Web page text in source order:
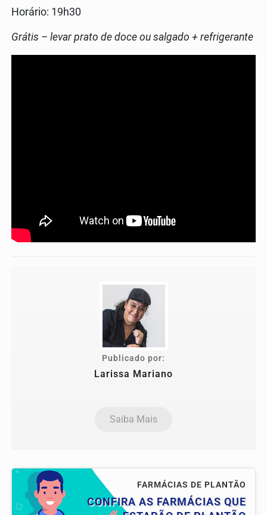
Horário: 19h30
Grátis – levar prato de doce ou salgado + refrigerante
Publicado por:
Larissa Mariano
Saiba Mais
FARMÁCIAS DE PLANTÃO
CONFIRA AS FARMÁCIAS QUE